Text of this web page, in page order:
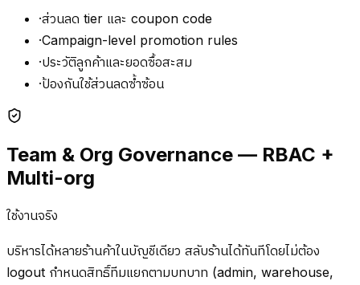
·ส่วนลด tier และ coupon code
·Campaign-level promotion rules
·ประวัติลูกค้าและยอดซื้อสะสม
·ป้องกันใช้ส่วนลดซ้ำซ้อน
Team & Org Governance — RBAC +
Multi-org
ใช้งานจริง
บริหารได้หลายร้านค้าในบัญชีเดียว สลับร้านได้ทันทีโดยไม่ต้อง
logout กำหนดสิทธิ์ทีมแยกตามบทบาท (admin, warehouse,